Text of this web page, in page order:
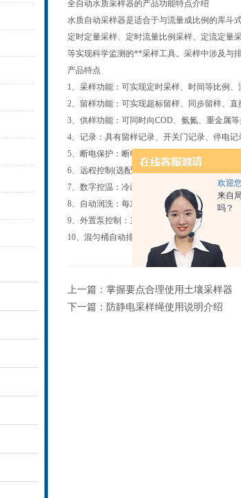
欢迎
来自
吗？
全自动水质采样器的产品功能特点介绍
水质自动采样器是适合于与流量成比例的库斗
定时定量采样、定时流量比例采样、定流定量
等实现科学监测的**采样工具。采样中涉及与
产品特点
1、采样功能：可实现定时采样、时间等比例
2、留样功能：可实现超标留样、同步留样、
3、供样功能：可同时向COD、氨氮、重金属
4、记录：具有留样记录、开关门记录、停电记
5、断电保护：断电自动保护，上电自动恢复工
6、远程控制(选配)：可实现远程状态查询、参
7、数字控温：冷藏箱准确数字控温，加装均热
8、自动润洗：每次采样前，用待测水样润洗管
9、外置泵控制：直接控制外置泵，加长采样距
10、混匀桶自动排空：混匀桶具有快速自动排空
上一篇： 掌握要点合理使用土壤采样器
下一篇： 防静电采样绳使用说明介绍